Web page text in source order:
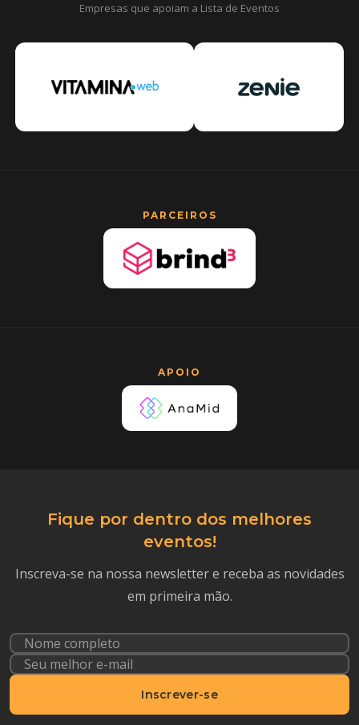
Empresas que apoiam a Lista de Eventos
PARCEIROS
APOIO
Fique por dentro dos melhores
eventos!
Inscreva-se na nossa newsletter e receba as novidades
em primeira mão.
Inscrever-se